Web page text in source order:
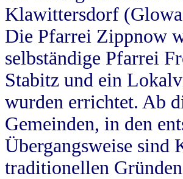
Klawittersdorf
Die Pfarrei Zippnow
selbständige Pfarrei
Stabitz und ein
wurden errichtet. Ab
Gemeinden, in den
Übergangsweise sind
traditionellen